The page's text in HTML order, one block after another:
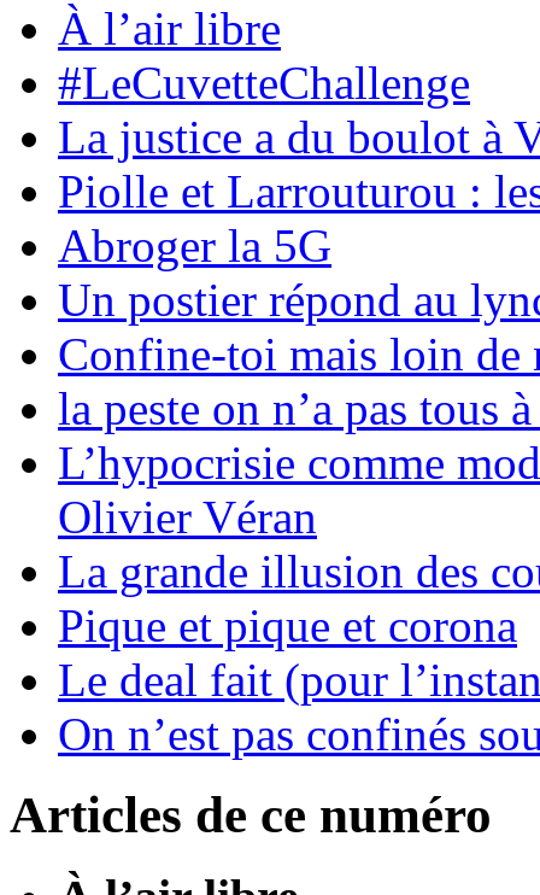
À l’air libre
#LeCuvetteChallenge
La justice a du boulot à
Piolle et Larrouturou :
Abroger la 5G
Un postier répond au
Confine-toi mais loin de
la peste on n’a pas tous
L’hypocrisie comme
Olivier Véran
La grande illusion des
Pique et pique et corona
Le deal fait (pour
On n’est pas confinés
Articles de ce numéro